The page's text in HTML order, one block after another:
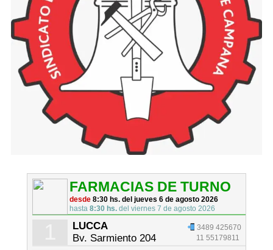
FARMACIAS DE TURNO
desde8:30 hs. del jueves 6 de agosto 2026
hasta8:30 hs. del viernes 7 de agosto 2026
LUCCA
Bv. Sarmiento 204
3489 425670
11 55179811